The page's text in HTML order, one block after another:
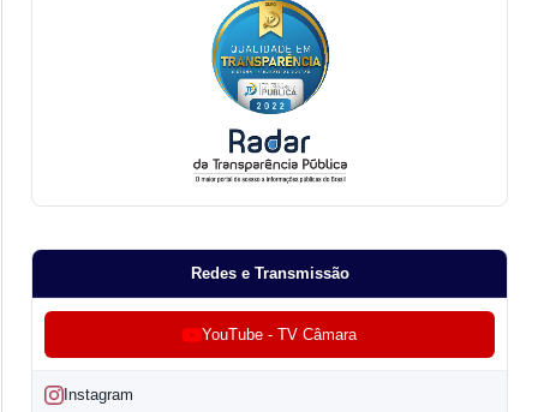
Redes e Transmissão
YouTube - TV Câmara
Instagram